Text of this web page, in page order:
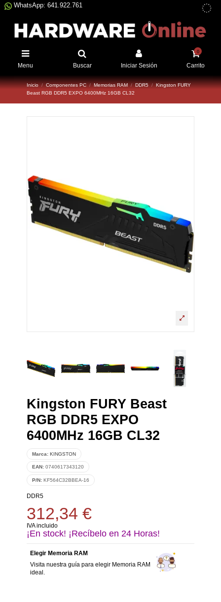
WhatsApp: 641.922.761
Menu Buscar Iniciar Sesión
0
Carrito
Inicio Componentes PC Memorias RAM DDR5
Kingston FURY
Beast RGB DDR5 EXPO 6400MHz 16GB CL32
Kingston FURY Beast
RGB DDR5 EXPO
6400MHz 16GB CL32
Marca: KINGSTON
EAN: 0740617343120
P/N: KF564C32BBEA-16
DDR5
312,34 €
IVA incluido
¡En stock! ¡Recíbelo en 24 Horas!
Elegir Memoria RAM
Visita nuestra guía para elegir Memoria RAM
ideal.